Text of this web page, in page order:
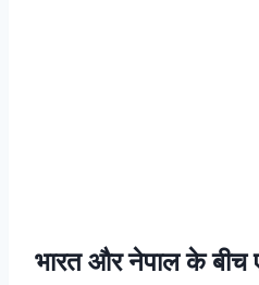
भारत और नेपाल के बीच